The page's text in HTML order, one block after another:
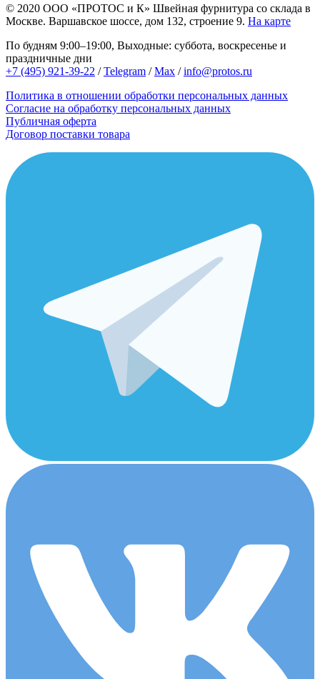
© 2020 ООО «ПРОТОС и К» Швейная фурнитура со склада в
Москве. Варшавское шоссе, дом 132, строение 9. На карте
По будням 9:00–19:00, Выходные: суббота, воскресенье и
праздничные дни
+7 (495) 921-39-22 /Telegram /Max /info@protos.ru
Политика в отношении обработки персональных данных
Согласие на обработку персональных данных
Публичная оферта
Договор поставки товара